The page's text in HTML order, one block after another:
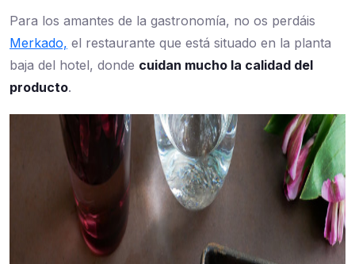
Para los amantes de la gastronomía, no os perdáis
Merkado, el restaurante que está situado en la planta
baja del hotel, donde cuidan mucho la calidad del
producto.